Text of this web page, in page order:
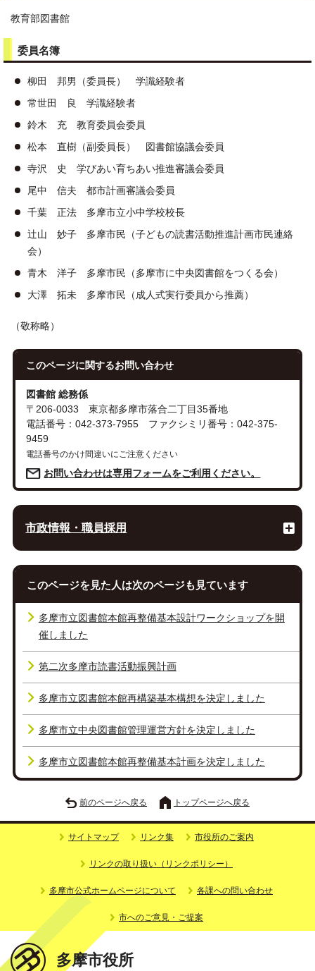
教育部図書館
委員名簿
柳田 邦男（委員長） 学識経験者
常世田 良 学識経験者
鈴木 充 教育委員会委員
松本 直樹（副委員長） 図書館協議会委員
寺沢 史 学びあい育ちあい推進審議会委員
尾中 信夫 都市計画審議会委員
千葉 正法 多摩市立小中学校校長
辻山 妙子 多摩市民（子どもの読書活動推進計画市民連絡
会）
青木 洋子 多摩市民（多摩市に中央図書館をつくる会）
大澤 拓未 多摩市民（成人式実行委員から推薦）
（敬称略）
このページに関するお問い合わせ
図書館 総務係
〒206-0033 東京都多摩市落合二丁目35番地
電話番号：042-373-7955 ファクシミリ番号：042-375-
9459
電話番号のかけ間違いにご注意ください
お問い合わせは専用フォームをご利用ください。
市政情報・職員採用
このページを見た人は次のページも見ています
多摩市立図書館本館再整備基本設計ワークショップを開
催しました
第二次多摩市読書活動振興計画
多摩市立図書館本館再構築基本構想を決定しました
多摩市立中央図書館管理運営方針を決定しました
多摩市立図書館本館再整備基本計画を決定しました
前のページへ戻る トップページへ戻る
サイトマップ リンク集 市役所のご案内
リンクの取り扱い（リンクポリシー）
多摩市公式ホームページについて 各課への問い合わせ
市へのご意見・ご提案
多摩市役所